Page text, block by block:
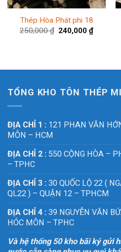
Thép Hòa Phát phi 18
250,000₫ 240,000₫
TỔNG KHO TÔN THÉP
ĐỊA CHỈ 1 : 121 PHAN VĂN
MÔN – HCM
ĐỊA CHỈ 2 : 550 CỘNG HÒA –
– TPHC
ĐỊA CHỈ 3 : 30 QUỐC LỘ 22 (
QL22 ) – QUẬN 12 – TPHCM
ĐỊA CHỈ 4 : 39 NGUYỄN VĂN
HÓC MÔN – TPHC
Và hệ thống 50 kho bãi ký gửi